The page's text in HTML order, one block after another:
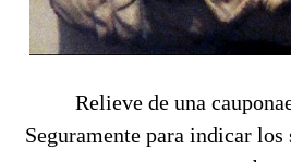
Relieve de una
Seguramente para indicar